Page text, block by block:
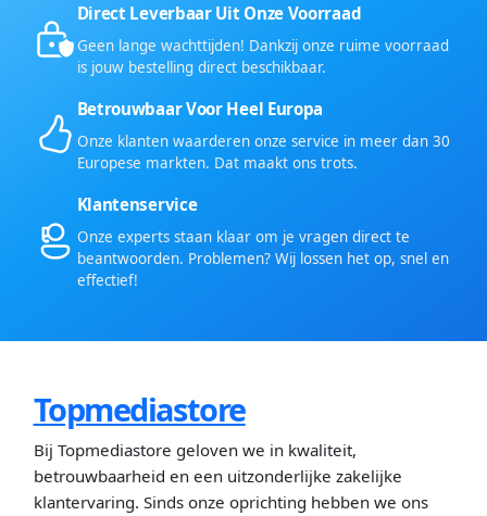
Direct Leverbaar Uit Onze Voorraad
Geen lange wachttijden! Dankzij onze ruime voorraad
is jouw bestelling direct beschikbaar.
Betrouwbaar Voor Heel Europa
Onze klanten waarderen onze service in meer dan 30
Europese markten. Dat maakt ons trots.
Klantenservice
Onze experts staan klaar om je vragen direct te
beantwoorden. Problemen? Wij lossen het op, snel en
effectief!
Topmediastore
Bij Topmediastore geloven we in kwaliteit,
betrouwbaarheid en een uitzonderlijke zakelijke
klantervaring. Sinds onze oprichting hebben we ons